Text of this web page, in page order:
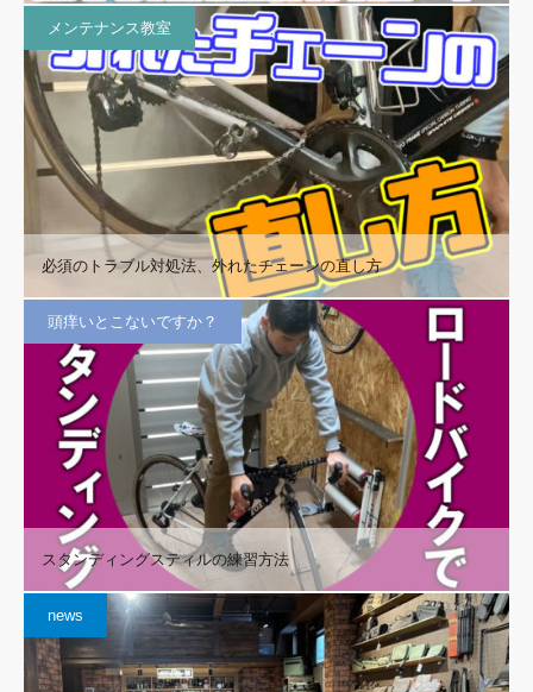
メンテナンス教室
必須のトラブル対処法、外れたチェーンの直し方
頭痒いとこないですか？
スタンディングスティルの練習方法
news